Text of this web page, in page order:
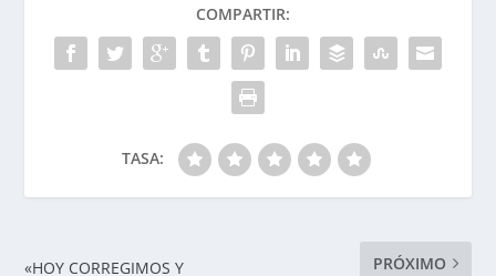
COMPARTIR:
TASA:
«HOY CORREGIMOS Y
PRÓXIMO